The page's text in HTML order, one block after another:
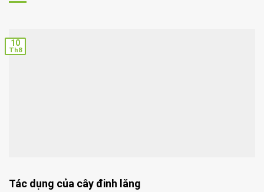
10
Th8
Tác dụng của cây đinh lăng